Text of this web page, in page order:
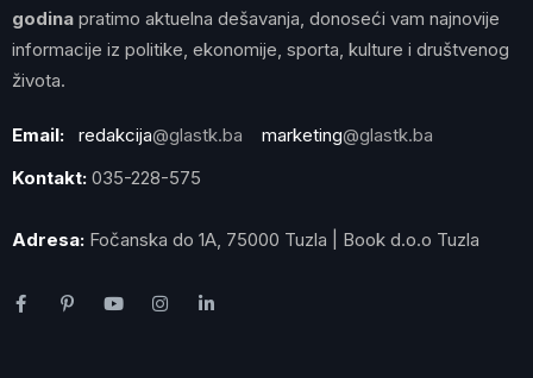
godina pratimo aktuelna dešavanja, donoseći vam najnovije
informacije iz politike, ekonomije, sporta, kulture i društvenog
života.
Email: redakcija@glastk.ba marketing@glastk.ba
Kontakt: 035-228-575
Adresa: Fočanska do 1A, 75000 Tuzla | Book d.o.o Tuzla